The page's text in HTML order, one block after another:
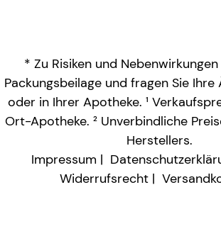
* Zu Risiken und
Packungsbeilage und fragen Sie Ihre
oder in Ihrer Apotheke. ¹
Ort-Apotheke. ² Unverbindliche
Herstellers.
Impressum
Widerrufsrecht